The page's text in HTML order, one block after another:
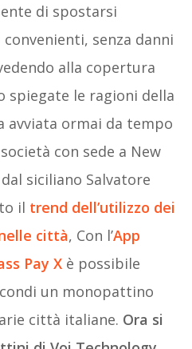
di spostarsi
senza danni
alla copertura
spiegate le ragioni della
ormai da tempo
con sede a New
siciliano Salvatore
il trend dell’utilizzo dei
città, Con l’App
Pay Xè possibile
un monopattino
città italiane. Ora si